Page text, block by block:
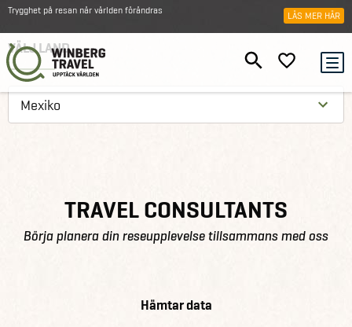
Trygghet på resan när världen förändras LÄS MER HÄR
VÄLJ LAND
TRAVEL CONSULTANTS
Börja planera din reseupplevelse tillsammans med oss
Hämtar data